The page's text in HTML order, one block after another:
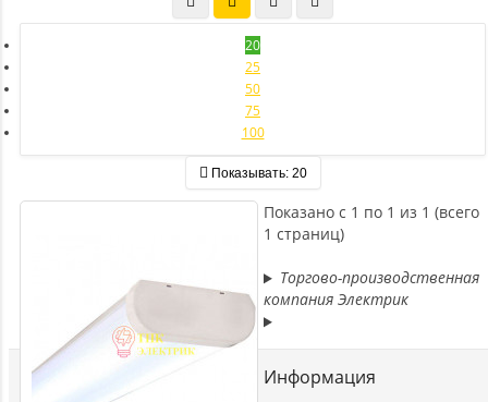
20
25
50
75
100
Показывать: 20
Показано с 1 по 1 из 1 (всего
1 страниц)
Торгово-производственная
компания Электрик
Информация